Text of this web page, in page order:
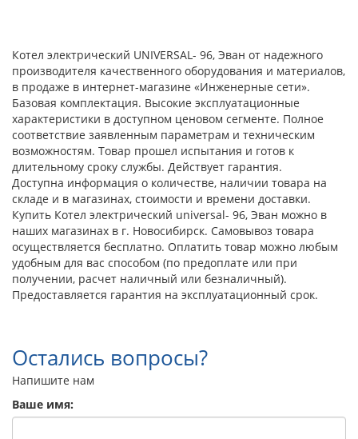
Котел электрический UNIVERSAL- 96, Эван от надежного
производителя качественного оборудования и материалов,
в продаже в интернет-магазине «Инженерные сети».
Базовая комплектация. Высокие эксплуатационные
характеристики в доступном ценовом сегменте. Полное
соответствие заявленным параметрам и техническим
возможностям. Товар прошел испытания и готов к
длительному сроку службы. Действует гарантия.
Доступна информация о количестве, наличии товара на
складе и в магазинах, стоимости и времени доставки.
Купить Котел электрический universal- 96, Эван можно в
наших магазинах в г. Новосибирск. Самовывоз товара
осуществляется бесплатно. Оплатить товар можно любым
удобным для вас способом (по предоплате или при
получении, расчет наличный или безналичный).
Предоставляется гарантия на эксплуатационный срок.
Остались вопросы?
Напишите нам
Ваше имя: